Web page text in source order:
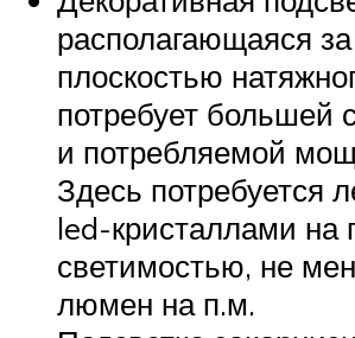
располагающаяся за
плоскостью
потребует большей
и потребляемой
Здесь потребуется
led-кристаллами на
светимостью, не
люмен на п.м.